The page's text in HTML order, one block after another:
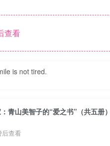
查看
is not tired.
青山美智子的“爱之书”（共五册）
后查看